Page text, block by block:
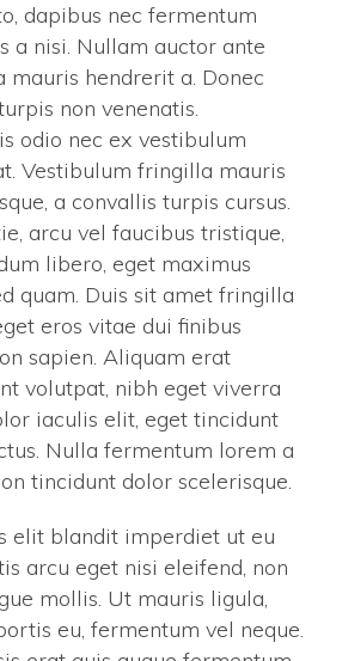
dapibus nec fermentum
a nisi. Nullam auctor ante
mauris hendrerit a. Donec
non venenatis.
odio nec ex vestibulum
Vestibulum fringilla mauris
a convallis turpis cursus.
arcu vel faucibus tristique,
libero, eget maximus
quam. Duis sit amet fringilla
eros vitae dui finibus
sapien. Aliquam erat
volutpat, nibh eget viverra
iaculis elit, eget tincidunt
Nulla fermentum lorem a
tincidunt dolor scelerisque.
elit blandit imperdiet ut eu
arcu eget nisi eleifend, non
mollis. Ut mauris ligula,
eu, fermentum vel neque.